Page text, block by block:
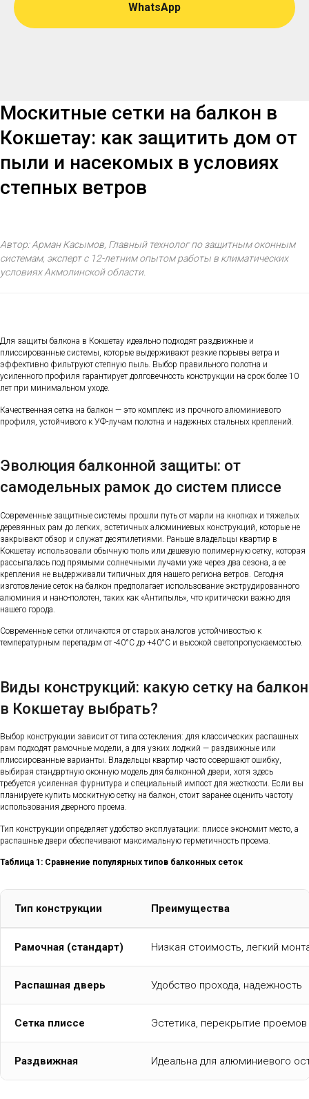
WhatsApp
Москитные сетки на балкон в
Кокшетау: как защитить дом от
пыли и насекомых в условиях
степных ветров
Автор: Арман Касымов, Главный технолог по защитным оконным
системам, эксперт с 12-летним опытом работы в климатических
условиях Акмолинской области.
Для защиты балкона в Кокшетау идеально подходят раздвижные и
плиссированные системы, которые выдерживают резкие порывы ветра и
эффективно фильтруют степную пыль. Выбор правильного полотна и
усиленного профиля гарантирует долговечность конструкции на срок более 10
лет при минимальном уходе.
Качественная сетка на балкон — это комплекс из прочного алюминиевого
профиля, устойчивого к УФ-лучам полотна и надежных стальных креплений.
Эволюция балконной защиты: от
самодельных рамок до систем плиссе
Современные защитные системы прошли путь от марли на кнопках и тяжелых
деревянных рам до легких, эстетичных алюминиевых конструкций, которые не
закрывают обзор и служат десятилетиями. Раньше владельцы квартир в
Кокшетау использовали обычную тюль или дешевую полимерную сетку, которая
рассыпалась под прямыми солнечными лучами уже через два сезона, а ее
крепления не выдерживали типичных для нашего региона ветров. Сегодня
изготовление сеток на балкон предполагает использование экструдированного
алюминия и нано-полотен, таких как «Антипыль», что критически важно для
нашего города.
Современные сетки отличаются от старых аналогов устойчивостью к
температурным перепадам от -40°C до +40°C и высокой светопропускаемостью.
Виды конструкций: какую сетку на балкон
в Кокшетау выбрать?
Выбор конструкции зависит от типа остекления: для классических распашных
рам подходят рамочные модели, а для узких лоджий — раздвижные или
плиссированные варианты. Владельцы квартир часто совершают ошибку,
выбирая стандартную оконную модель для балконной двери, хотя здесь
требуется усиленная фурнитура и специальный импост для жесткости. Если вы
планируете купить москитную сетку на балкон, стоит заранее оценить частоту
использования дверного проема.
Тип конструкции определяет удобство эксплуатации: плиссе экономит место, а
распашные двери обеспечивают максимальную герметичность проема.
Таблица 1: Сравнение популярных типов балконных сеток
Тип конструкции Преимущества
Рамочная (стандарт) Низкая стоимость, легкий
Распашная дверь Удобство прохода, надежность
Сетка плиссе Эстетика, перекрытие
Раздвижная Идеальна для алюминиевого